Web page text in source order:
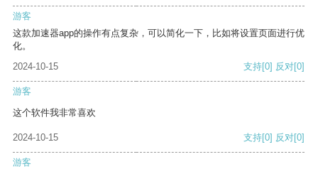
游客
这款加速器app的操作有点复杂，可以简化一下，比如将设置页面进行优
化。
2024-10-15
支持[0] 反对[0]
游客
这个软件我非常喜欢
2024-10-15 支持[0] 反对[0]
游客